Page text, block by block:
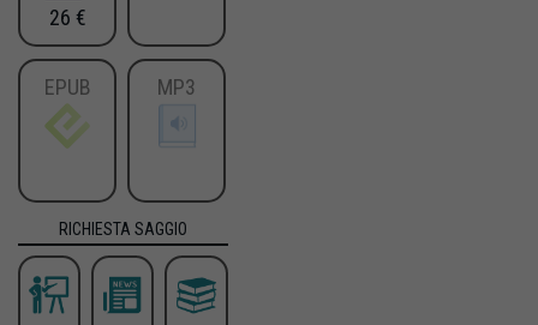
26 €
EPUB MP3
RICHIESTA SAGGIO